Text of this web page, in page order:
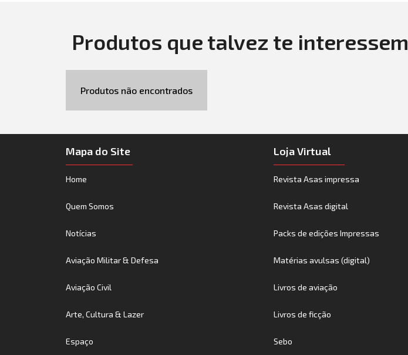
Produtos que talvez te interessem
Produtos não encontrados
Mapa do Site
Home
Quem Somos
Notícias
Aviação Militar & Defesa
Aviação Civil
Arte, Cultura & Lazer
Espaço
Loja Virtual
Revista Asas impressa
Revista Asas digital
Packs de edições Impressas
Matérias avulsas (digital)
Livros de aviação
Livros de ficção
Sebo